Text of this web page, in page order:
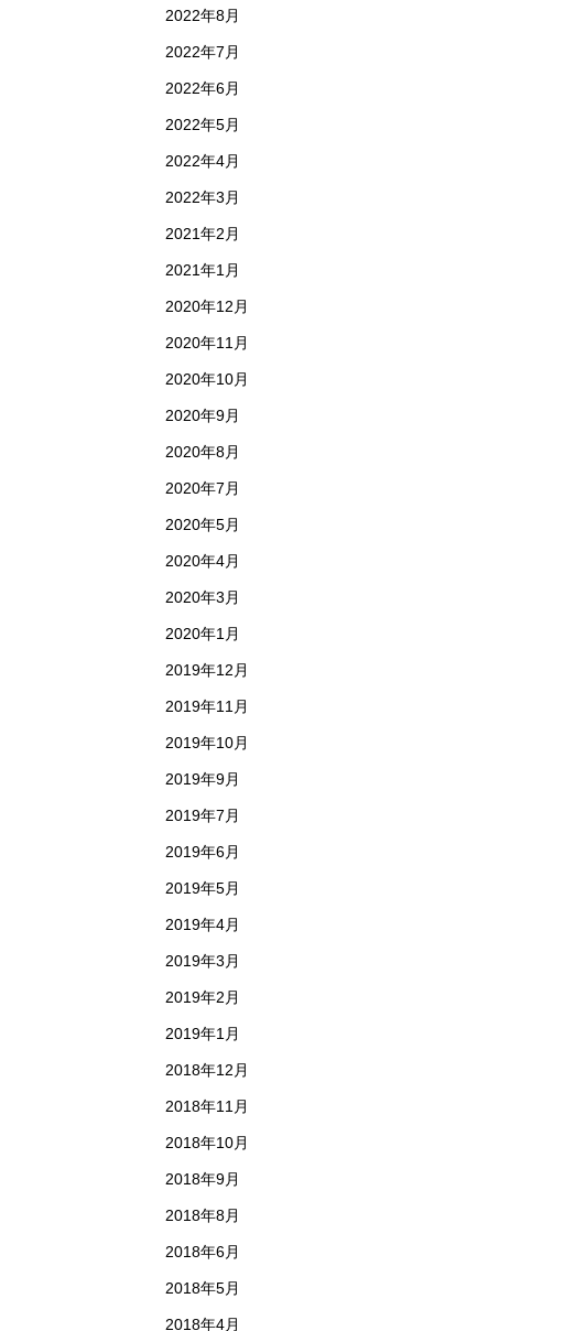
2022年8月
2022年7月
2022年6月
2022年5月
2022年4月
2022年3月
2021年2月
2021年1月
2020年12月
2020年11月
2020年10月
2020年9月
2020年8月
2020年7月
2020年5月
2020年4月
2020年3月
2020年1月
2019年12月
2019年11月
2019年10月
2019年9月
2019年7月
2019年6月
2019年5月
2019年4月
2019年3月
2019年2月
2019年1月
2018年12月
2018年11月
2018年10月
2018年9月
2018年8月
2018年6月
2018年5月
2018年4月